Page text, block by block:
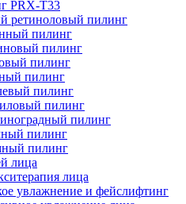
PRX-T33
ретиноловый пилинг
пилинг
пилинг
пилинг
пилинг
пилинг
пилинг
пилинг
пилинг
пилинг
лица
лица
увлажнение и фейслифтинг